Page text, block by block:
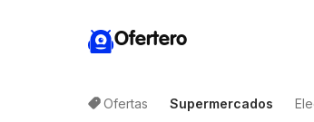
Ofertero
Ofertas Supermercados